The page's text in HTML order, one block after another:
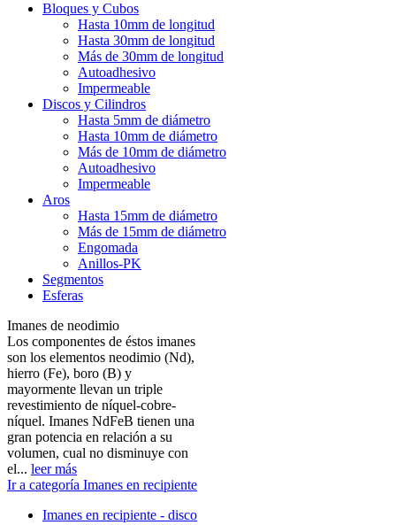
Bloques y Cubos
Hasta 10mm de longitud
Hasta 30mm de longitud
Más de 30mm de longitud
Autoadhesivo
Impermeable
Discos y Cilindros
Hasta 5mm de diámetro
Hasta 10mm de diámetro
Más de 10mm de diámetro
Autoadhesivo
Impermeable
Aros
Hasta 15mm de diámetro
Más de 15mm de diámetro
Engomada
Anillos-PK
Segmentos
Esferas
Imanes de neodimio
Los componentes de éstos imanes
son los elementos neodimio (Nd),
hierro (Fe), boro (B) y
mayormente llevan un triple
revestimiento de níquel-cobre-
níquel. Imanes NdFeB tienen una
gran potencia en relación a su
volumen, cual no disminuye con
el... leer más
Ir a categoría Imanes en recipiente
Imanes en recipiente - disco